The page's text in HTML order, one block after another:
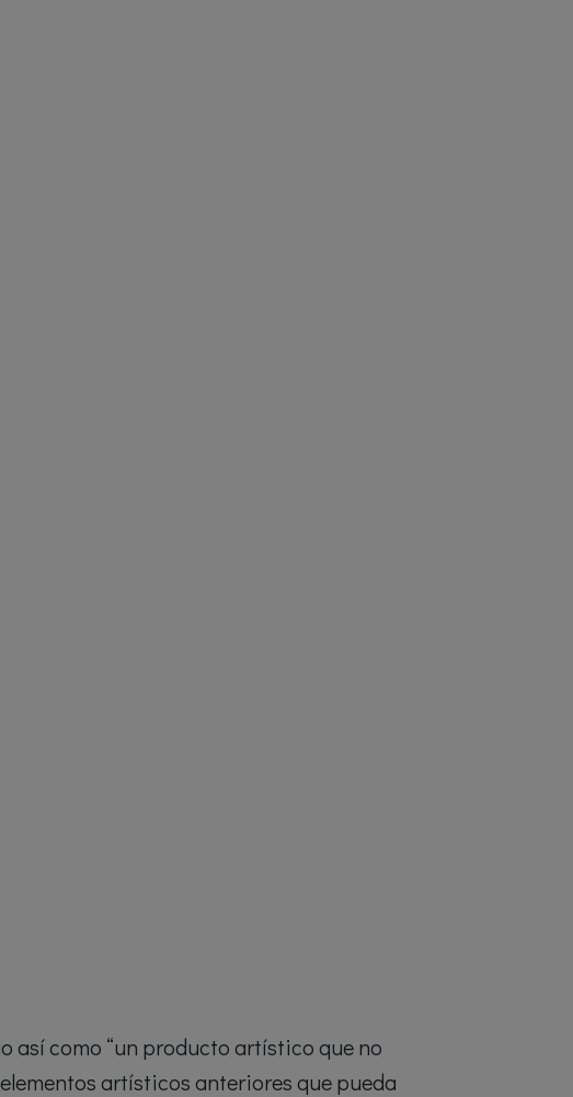
así como “un producto artístico que no
artísticos anteriores que pueda